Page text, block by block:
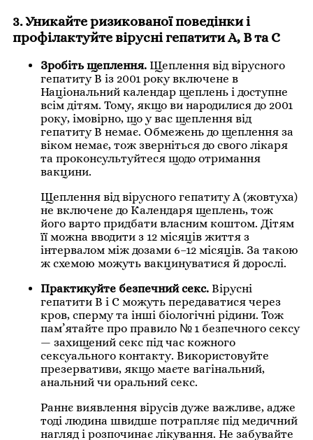
3. Уникайте ризикованої поведінки і
профілактуйте вірусні гепатити А, В та С
Зробіть щеплення. Щеплення від вірусного
гепатиту В із 2001 року включене в
Національний календар щеплень і доступне
всім дітям. Тому, якщо ви народилися до 2001
року, імовірно, що у вас щеплення від
гепатиту В немає. Обмежень до щеплення за
віком немає, тож зверніться до свого лікаря
та проконсультуйтеся щодо отримання
вакцини.
Щеплення від вірусного гепатиту А (жовтуха)
не включене до Календаря щеплень, тож
його варто придбати власним коштом. Дітям
її можна вводити з 12 місяців життя з
інтервалом між дозами 6–12 місяців. За такою
ж схемою можуть вакцинуватися й дорослі.
Практикуйте безпечний секс. Вірусні
гепатити B і C можуть передаватися через
кров, сперму та інші біологічні рідини. Тож
пам’ятайте про правило № 1 безпечного сексу
— захищений секс під час кожного
сексуального контакту. Використовуйте
презервативи, якщо маєте вагінальний,
анальний чи оральний секс.
Раннє виявлення вірусів дуже важливе, адже
тоді людина швидше потрапляє під медичний
нагляд і розпочинає лікування. Не забувайте